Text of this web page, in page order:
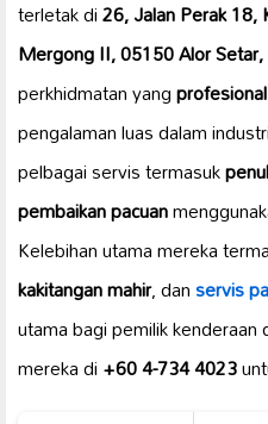
terletak di26, Jalan Perak 18,
Mergong II, 05150 Alor
perkhidmatan yangprofesional
pengalaman luas dalam
pelbagai servis termasuk
pembaikan pacuan
Kelebihan utama mereka
kakitangan mahir, danservis
utama bagi pemilik
mereka di+60 4-734 4023